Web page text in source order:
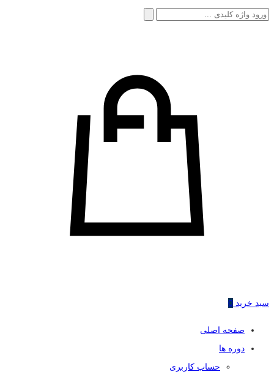
جستجو
سبد خرید 0
صفحه اصلی
دوره ها
حساب کاربری